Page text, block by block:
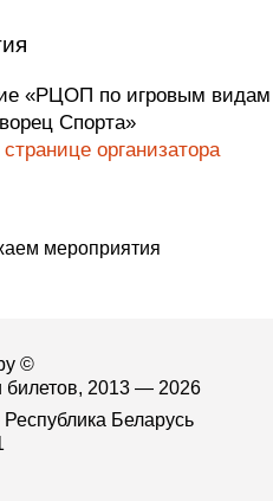
«РЦОП по игровым видам
Спорта»
организатора
мероприятия
©
билетов, 2013 — 2026
Беларусь